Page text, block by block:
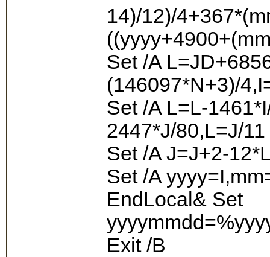
14)/12)/
Set /A
(146097*N+3)/
Set /A L=L-
2447*J/80,L=J/11
Set /A J=J+2-
Set /A
EndLocal& Set
Exit /B